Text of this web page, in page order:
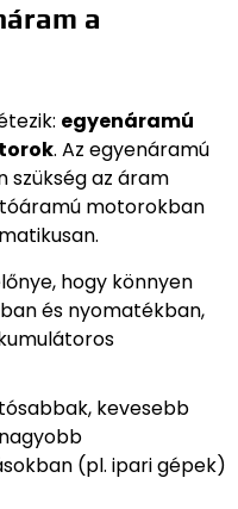
a
egyenáramú
. Az egyenáramú
az áram
motorokban
hogy könnyen
és nyomatékban,
kevesebb
(pl. ipari gépek)